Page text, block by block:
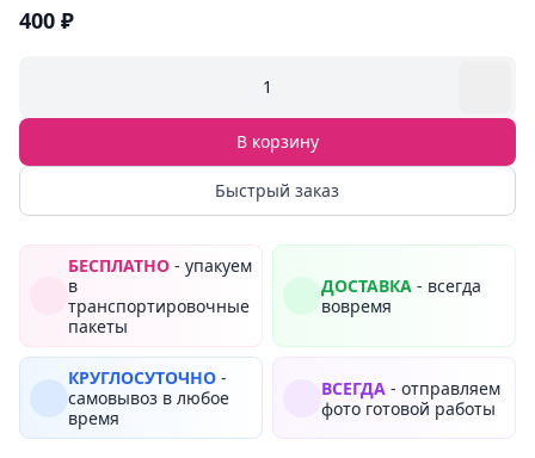
400 ₽
1
В корзину
Быстрый заказ
БЕСПЛАТНО - упакуем
в
транспортировочные
пакеты
ДОСТАВКА - всегда
вовремя
КРУГЛОСУТОЧНО -
самовывоз в любое
время
ВСЕГДА - отправляем
фото готовой работы